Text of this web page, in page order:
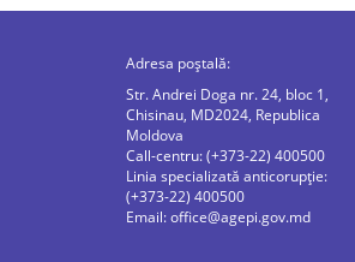
Adresa poștală:
Str. Andrei Doga nr. 24, bloc 1,
Chisinau, MD2024, Republica
Moldova
Call-centru: (+373-22) 400500
Linia specializată anticorupție:
(+373-22) 400500
Email:office@agepi.gov.md